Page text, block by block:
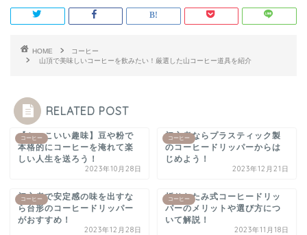
HOME
コーヒー
山頂で美味しいコーヒーを飲みたい！厳選した山コーヒー道具を紹介
RELATED POST
コーヒー
【かっこいい趣味】豆や粉で
本格的にコーヒーを淹れて楽
しい人生を送ろう！
2023年10月28日
コーヒー
初心者ならプラスティック製
のコーヒードリッパーからは
じめよう！
2023年12月21日
コーヒー
初心者で安定感の味を出すな
ら台形のコーヒードリッパー
がおすすめ！
2023年12月28日
コーヒー
折りたたみ式コーヒードリッ
パーのメリットや選び方につ
いて解説！
2023年11月18日